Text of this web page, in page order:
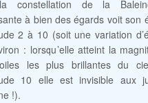
constellation de la
à bien des égards voit son
2 à 10 (soit une variation
: lorsqu’elle atteint la
les plus brillantes du
10 elle est invisible aux
!).